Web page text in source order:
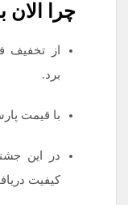
چرا الان
برد.
با قیمت
کیفیت